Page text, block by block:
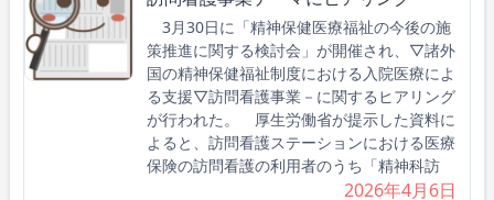
3月30日に「精神保健医療福祉の今後の施
策推進に関する検討会」が開催され、▽諸外
国の精神保健福祉制度における入院医療によ
る支援▽訪問看護事業－に関するヒアリング
が行われた。 厚生労働省が提示した資料に
よると、訪問看護ステーションにおける医療
保険の訪問看護の利用者のうち「精神科訪
2026年4月6日